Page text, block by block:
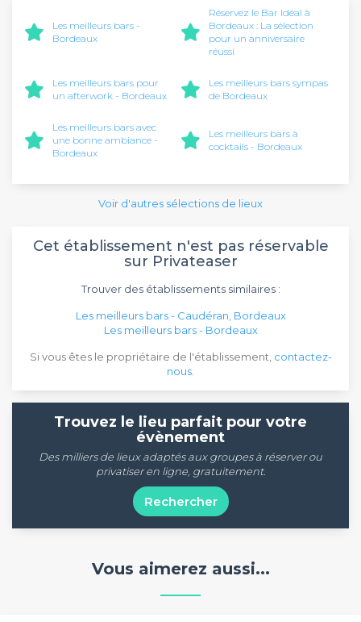
Les meilleurs bars -
Bordeaux
Réservez le Bar Idéal à
Bordeaux : La sélection
pour un anniversaire
réussi
Les meilleurs bars pour
un afterwork - Bordeaux
Les meilleurs bars sympas
de Bordeaux
Les meilleurs bars avec
une bonne ambiance -
Bordeaux
Les meilleurs bars à
cocktails - Bordeaux
Voir d'autres sélections de lieux
Cet établissement n'est pas réservable
sur Privateaser
Trouver des établissements similaires :
Les meilleurs bars - Caudéran, Bordeaux
Les meilleurs bars - Bordeaux
Si vous êtes le propriétaire de l'établissement, contactez-
nous
Trouvez le lieu parfait pour votre
évènement
Des milliers de lieux adaptés aux groupes à réserver ou
privatiser en ligne, gratuitement.
Rechercher
Vous aimerez aussi...